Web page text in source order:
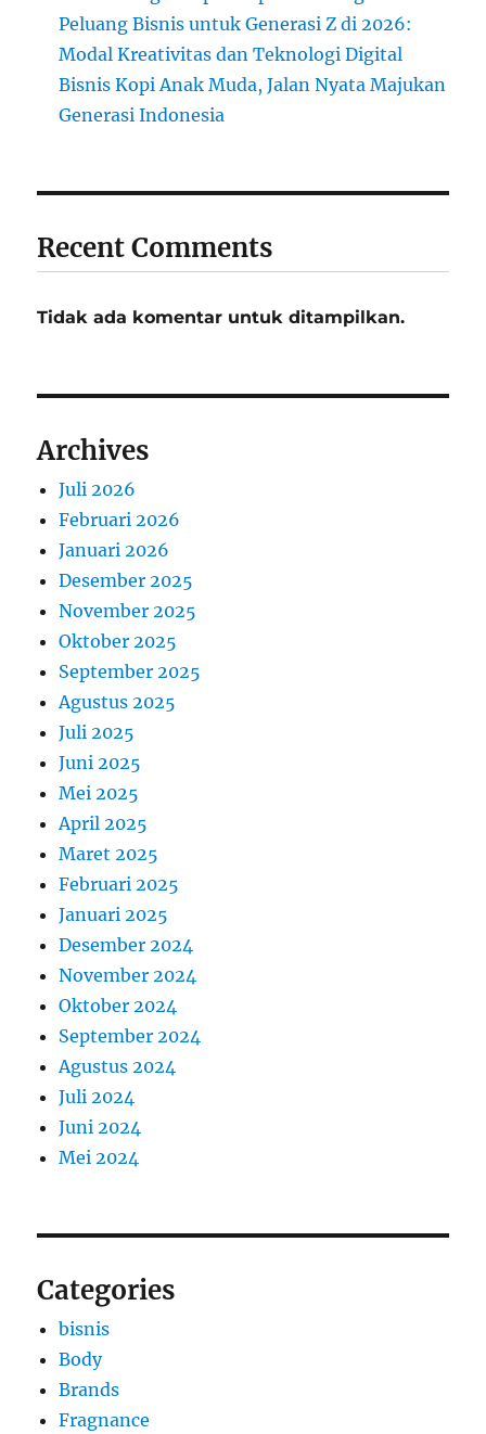
Peluang Bisnis untuk Generasi Z di 2026:
Modal Kreativitas dan Teknologi Digital
Bisnis Kopi Anak Muda, Jalan Nyata Majukan
Generasi Indonesia
Recent Comments
Tidak ada komentar untuk ditampilkan.
Archives
Juli 2026
Februari 2026
Januari 2026
Desember 2025
November 2025
Oktober 2025
September 2025
Agustus 2025
Juli 2025
Juni 2025
Mei 2025
April 2025
Maret 2025
Februari 2025
Januari 2025
Desember 2024
November 2024
Oktober 2024
September 2024
Agustus 2024
Juli 2024
Juni 2024
Mei 2024
Categories
bisnis
Body
Brands
Fragnance